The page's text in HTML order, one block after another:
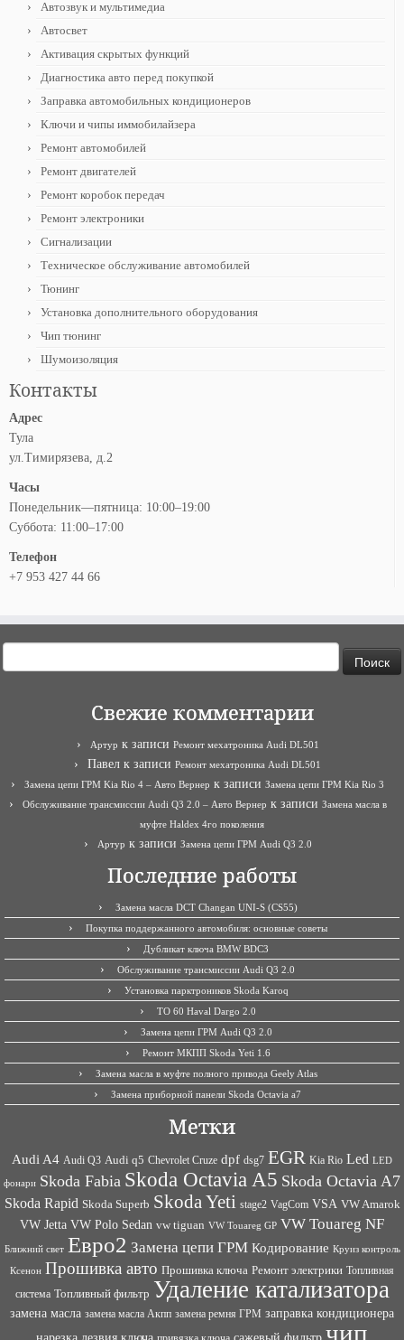
Автозвук и мультимедиа
Автосвет
Активация скрытых функций
Диагностика авто перед покупкой
Заправка автомобильных кондиционеров
Ключи и чипы иммобилайзера
Ремонт автомобилей
Ремонт двигателей
Ремонт коробок передач
Ремонт электроники
Сигнализации
Техническое обслуживание автомобилей
Тюнинг
Установка дополнительного оборудования
Чип тюнинг
Шумоизоляция
Контакты
Адрес
Тула
ул.Тимирязева, д.2
Часы
Понедельник—пятница: 10:00–19:00
Суббота: 11:00–17:00
Телефон
+7 953 427 44 66
Свежие комментарии
Артур к записи Ремонт мехатроника Audi DL501
Павел к записи Ремонт мехатроника Audi DL501
Замена цепи ГРМ Kia Rio 4 – Авто Вернер к записи Замена цепи ГРМ Kia Rio 3
Обслуживание трансмиссии Audi Q3 2.0 – Авто Вернер к записи Замена масла в
муфте Haldex 4го поколения
Артур к записи Замена цепи ГРМ Audi Q3 2.0
Последние работы
Замена масла DCT Changan UNI-S (CS55)
Покупка поддержанного автомобиля: основные советы
Дубликат ключа BMW BDC3
Обслуживание трансмиссии Audi Q3 2.0
Установка парктроников Skoda Karoq
ТО 60 Haval Dargo 2.0
Замена цепи ГРМ Audi Q3 2.0
Ремонт МКПП Skoda Yeti 1.6
Замена масла в муфте полного привода Geely Atlas
Замена приборной панели Skoda Octavia a7
Метки
Audi A4 Audi Q3 Audi q5 Chevrolet Cruze dpf dsg7 EGR Kia Rio Led LED
фонари Skoda Fabia Skoda Octavia A5 Skoda Octavia A7
Skoda Rapid Skoda Superb Skoda Yeti stage2 VagCom VSA VW Amarok
VW Jetta VW Polo Sedan vw tiguan VW Touareg GP VW Touareg NF
Ближний свет Евро2 Замена цепи ГРМ Кодирование Круиз контроль
Ксенон Прошивка авто Прошивка ключа Ремонт электрики Топливная
система Топливный фильтр Удаление катализатора
замена масла замена масла Акпп замена ремня ГРМ заправка кондиционера
сажевый фильтр чип